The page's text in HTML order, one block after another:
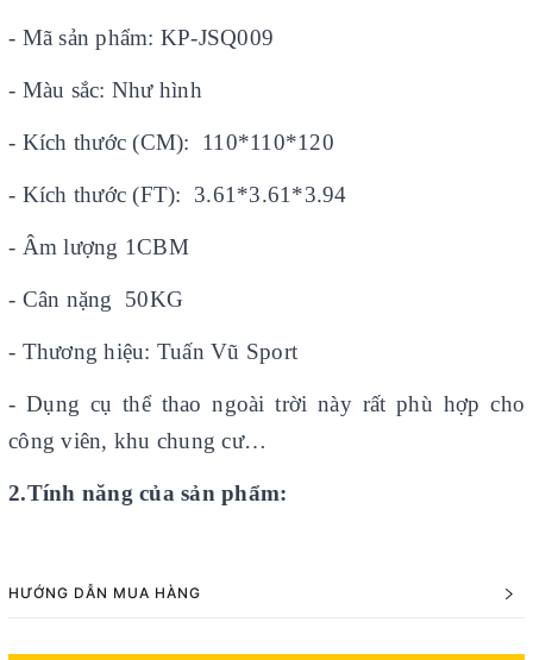
- Mã sản phẩm: KP-JSQ009
- Màu sắc: Như hình
- Kích thước (CM): 110*110*120
- Kích thước (FT): 3.61*3.61*3.94
- Âm lượng 1CBM
- Cân nặng 50KG
- Thương hiệu: Tuấn Vũ Sport
- Dụng cụ thể thao ngoài trời này rất phù hợp cho
công viên, khu chung cư…
2.Tính năng của sản phẩm:
HƯỚNG DẪN MUA HÀNG